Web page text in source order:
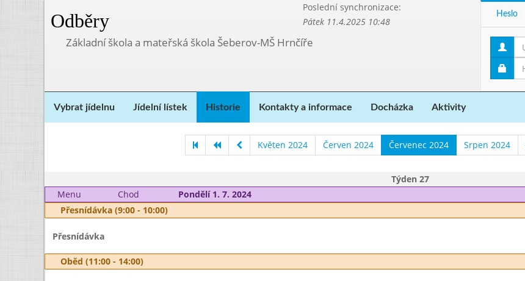
Odběry
Poslední synchronizace:
Pátek 11.4.2025 10:48
Základní škola a mateřská škola Šeberov-MŠ Hrnčíře
Heslo
Vybrat jídelnu Jídelní lístek Historie Kontakty a informace Docházka Aktivity
Květen 2024 Červen 2024 Červenec 2024 Srpen 2024
Týden 27
Menu
Chod
Pondělí 1. 7. 2024
Přesnídávka (9:00 - 10:00)
Přesnídávka
Oběd (11:00 - 14:00)